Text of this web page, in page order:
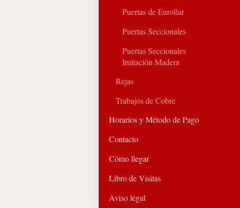
Puertas de Enrollar
Puertas Seccionales
Puertas Seccionales
Imitación Madera
Rejas
Trabajos de Cobre
Horarios y Método de Pago
Contacto
Cómo llegar
Libro de Visitas
Aviso legal